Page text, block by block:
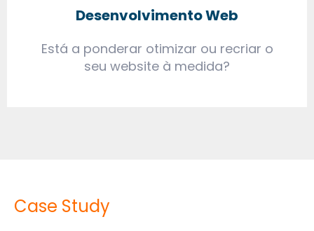
Desenvolvimento Web
Está a ponderar otimizar ou recriar o
seu website à medida?
Case Study